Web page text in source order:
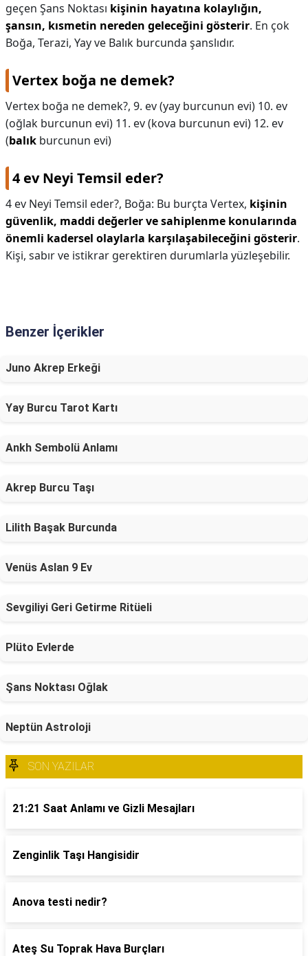
geçen Şans Noktası kişinin hayatına kolaylığın,
şansın, kısmetin nereden geleceğini gösterir. En çok
Boğa, Terazi, Yay ve Balık burcunda şanslıdır.
Vertex boğa ne demek?
Vertex boğa ne demek?, 9. ev (yay burcunun evi) 10. ev
(oğlak burcunun evi) 11. ev (kova burcunun evi) 12. ev
(balık burcunun evi)
4 ev Neyi Temsil eder?
4 ev Neyi Temsil eder?, Boğa: Bu burçta Vertex, kişinin
güvenlik, maddi değerler ve sahiplenme konularında
önemli kadersel olaylarla karşılaşabileceğini gösterir.
Kişi, sabır ve istikrar gerektiren durumlarla yüzleşebilir.
Benzer İçerikler
Juno Akrep Erkeği
Yay Burcu Tarot Kartı
Ankh Sembolü Anlamı
Akrep Burcu Taşı
Lilith Başak Burcunda
Venüs Aslan 9 Ev
Sevgiliyi Geri Getirme Ritüeli
Plüto Evlerde
Şans Noktası Oğlak
Neptün Astroloji
SON YAZILAR
21:21 Saat Anlamı ve Gizli Mesajları
Zenginlik Taşı Hangisidir
Anova testi nedir?
Ateş Su Toprak Hava Burçları